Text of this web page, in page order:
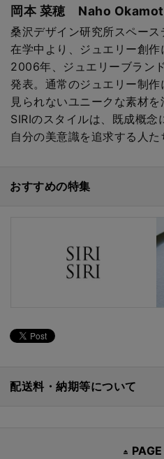
岡本 菜穂 Naho
桑沢デザイン研究所スペース
在学中より、ジュエリー創作
2006年、ジュエリーブラン
発表。通常のジュエリー制作
見られないユニークな素材を
SIRIのスタイルは、既成概念
自分の美意識を追求する人た
おすすめの特集
配送料・納期等について